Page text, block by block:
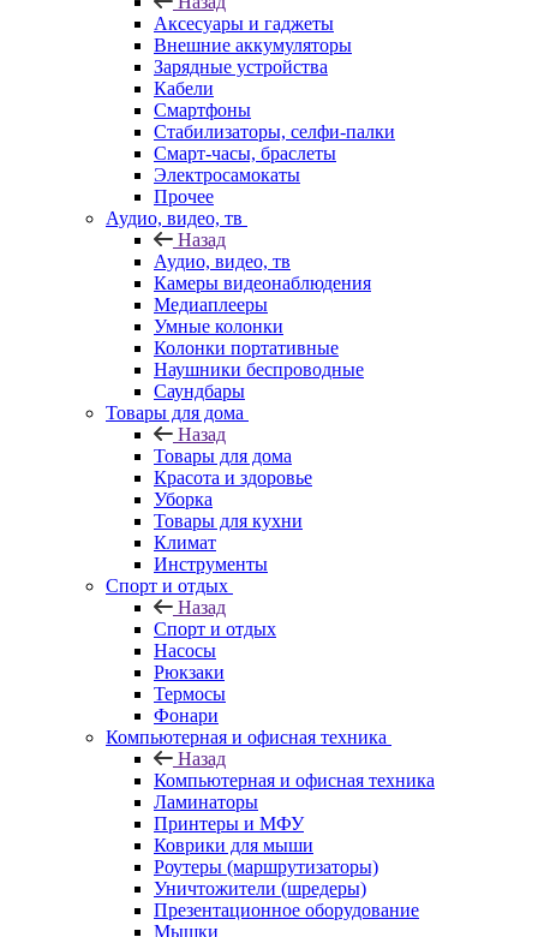
Аксесуары и гаджеты
Внешние аккумуляторы
Зарядные устройства
Кабели
Смартфоны
Стабилизаторы, селфи-палки
Смарт-часы, браслеты
Электросамокаты
Прочее
Аудио, видео, тв
Назад
Аудио, видео, тв
Камеры видеонаблюдения
Медиаплееры
Умные колонки
Колонки портативные
Наушники беспроводные
Саундбары
Товары для дома
Назад
Товары для дома
Красота и здоровье
Уборка
Товары для кухни
Климат
Инструменты
Спорт и отдых
Назад
Спорт и отдых
Насосы
Рюкзаки
Термосы
Фонари
Компьютерная и офисная техника
Назад
Компьютерная и офисная техника
Ламинаторы
Принтеры и МФУ
Коврики для мыши
Роутеры (маршрутизаторы)
Уничтожители (шредеры)
Презентационное оборудование
Мышки